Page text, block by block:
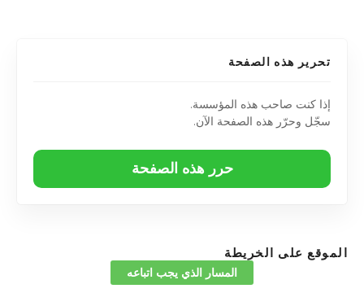
تحرير هذه الصفحة
إذا كنت صاحب هذه المؤسسة.
سجّل وحرّر هذه الصفحة الآن.
حرر هذه الصفحة
الموقع على الخريطة
المسار الذي يجب اتباعه